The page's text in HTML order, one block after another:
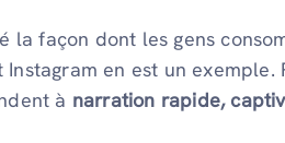
la façon dont les gens
en est un exemple.
à narration rapide,